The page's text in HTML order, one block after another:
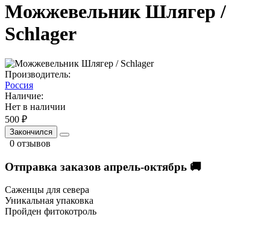
Можжевельник Шлягер /
Schlager
Производитель:
Россия
Наличие:
Нет в наличии
500 ₽
Закончился
0 отзывов
Отправка заказов апрель-октябрь 🚚
Саженцы для севера
Уникальная упаковка
Пройден фитокотроль